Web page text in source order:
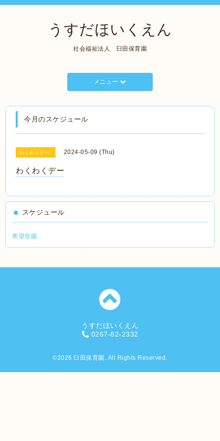
うすだほいくえん
社会福祉法人 臼田保育園
メニュー
今月のスケジュール
わくわくデー 2024-05-09 (Thu)
わくわくデー
スケジュール
希望登園
うすだほいくえん
0267-82-2332
©2026 臼田保育園 . All Rights Reserved.